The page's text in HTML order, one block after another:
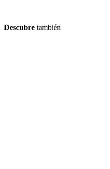
Descubre también